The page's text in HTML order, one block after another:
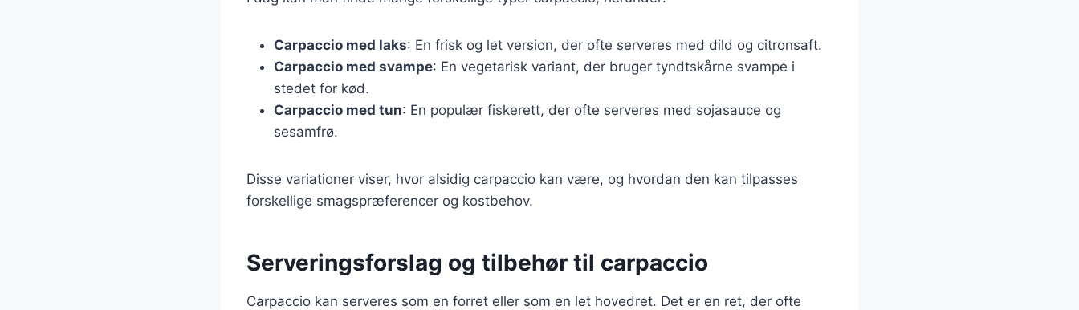
Carpaccio med laks: En frisk og let version, der ofte serveres med dild og citronsaft.
Carpaccio med svampe: En vegetarisk variant, der bruger tyndtskårne svampe i
stedet for kød.
Carpaccio med tun: En populær fiskerett, der ofte serveres med sojasauce og
sesamfrø.
Disse variationer viser, hvor alsidig carpaccio kan være, og hvordan den kan tilpasses
forskellige smagspræferencer og kostbehov.
Serveringsforslag og tilbehør til carpaccio
Carpaccio kan serveres som en forret eller som en let hovedret. Det er en ret, der ofte